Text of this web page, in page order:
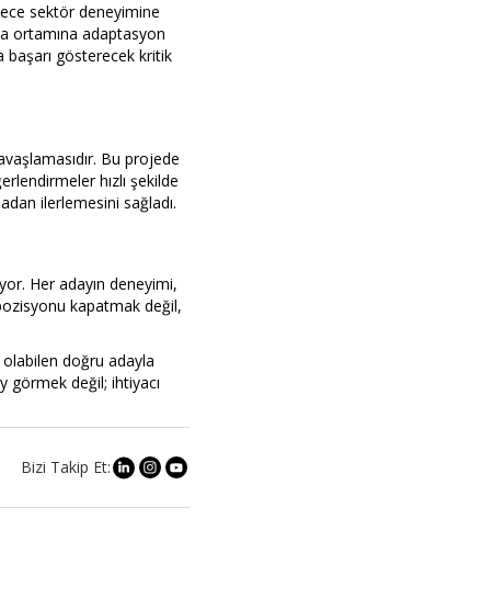
sektör deneyimine
ortamına adaptasyon
başarı gösterecek kritik
Bu projede
hızlı şekilde
ilerlemesini sağladı.
Her adayın deneyimi,
kapatmak değil,
doğru adayla
görmek değil; ihtiyacı
Bizi Takip Et: